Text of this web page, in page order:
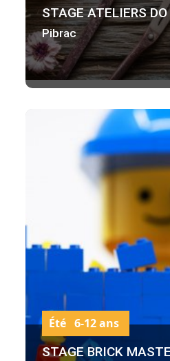
STAGE ATELIERS
Pibrac
STAGE BRICK
Été 6-12 ans